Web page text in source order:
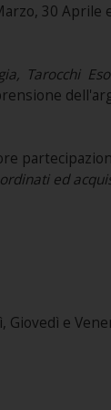
30 Aprile
Tarocchi
ed
Giovedì e